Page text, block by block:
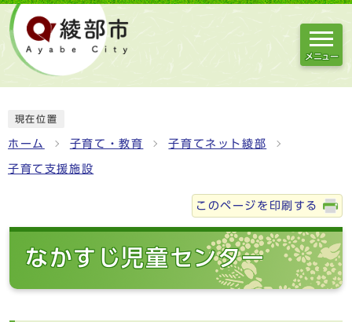
メニュー
現在位置
ホーム 子育て・教育 子育てネット綾部
子育て支援施設
このページを印刷する
なかすじ児童センター